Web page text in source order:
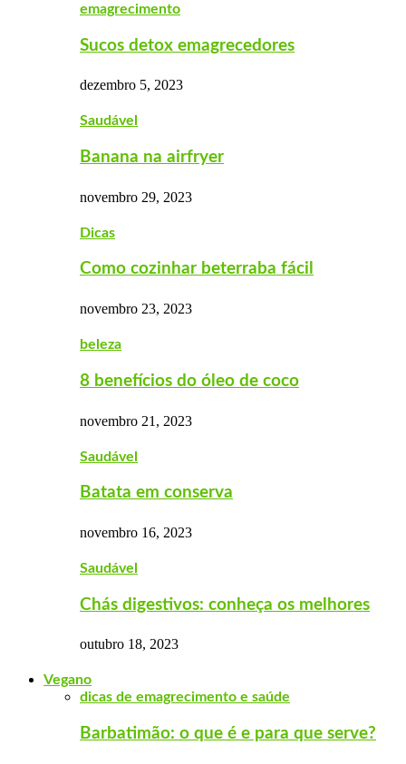
emagrecimento
Sucos detox emagrecedores
dezembro 5, 2023
Saudável
Banana na airfryer
novembro 29, 2023
Dicas
Como cozinhar beterraba fácil
novembro 23, 2023
beleza
8 benefícios do óleo de coco
novembro 21, 2023
Saudável
Batata em conserva
novembro 16, 2023
Saudável
Chás digestivos: conheça os melhores
outubro 18, 2023
Vegano
dicas de emagrecimento e saúde
Barbatimão: o que é e para que serve?